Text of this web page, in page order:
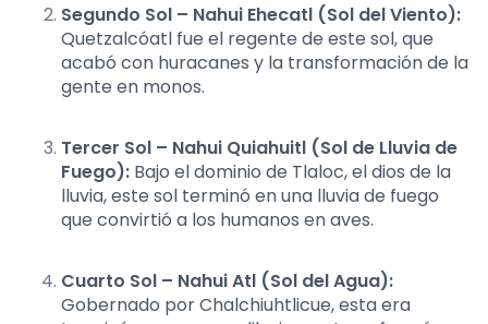
Segundo Sol – Nahui Ehecatl (Sol del Viento):
Quetzalcóatl fue el regente de este sol, que
acabó con huracanes y la transformación de la
gente en monos.
Tercer Sol – Nahui Quiahuitl (Sol de Lluvia de
Fuego): Bajo el dominio de Tlaloc, el dios de la
lluvia, este sol terminó en una lluvia de fuego
que convirtió a los humanos en aves.
Cuarto Sol – Nahui Atl (Sol del Agua):
Gobernado por Chalchiuhtlicue, esta era